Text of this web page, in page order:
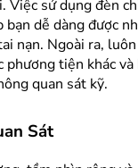
Việc sử dụng đèn
bạn dễ dàng được
nạn. Ngoài ra,
phương tiện khác
quan sát kỹ.
Sát